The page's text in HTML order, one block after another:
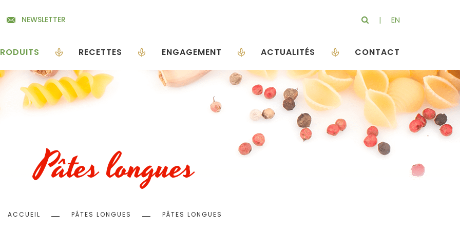
NEWSLETTER EN
RECETTES ENGAGEMENT ACTUALITÉS CONTACT
Pâtes longues
Fil
ACCUEIL PÂTES LONGUES PÂTES LONGUES